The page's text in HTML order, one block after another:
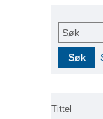
Søk
Søk
Tittel